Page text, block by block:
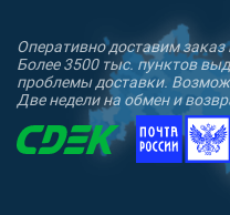
Оперативно доставим
Более 3500 тыс. пунктов
проблемы доставки.
Две недели на обмен и